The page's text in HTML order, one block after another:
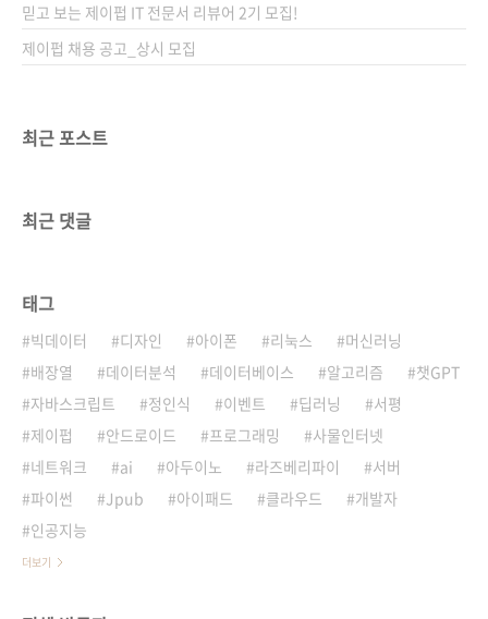
믿고 보는 제이펍 IT 전문서 리뷰어 2기 모집!
제이펍 채용 공고_상시 모집
최근 포스트
최근 댓글
태그
빅데이터 디자인 아이폰 리눅스
머신러닝
배장열
데이터분석 데이터베이스 알고리즘
챗GPT
자바스크립트
정인식 이벤트 딥러닝
서평
제이펍
안드로이드 프로그래밍
사물인터넷
네트워크
ai 아두이노 라즈베리파이
서버
파이썬
Jpub 아이패드 클라우드
개발자
인공지능
더보기